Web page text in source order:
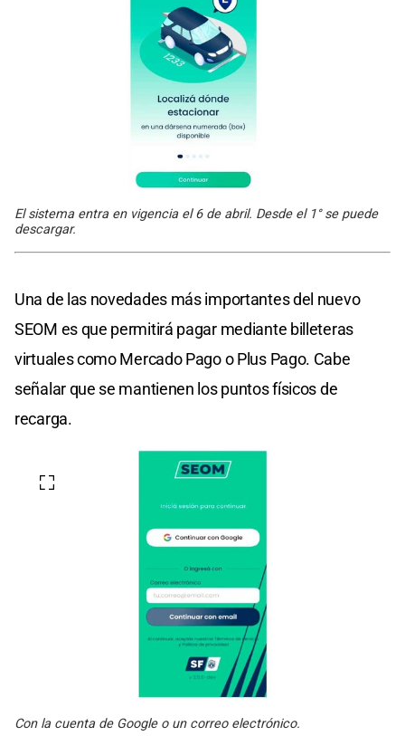
El sistema entra en vigencia el 6 de abril. Desde el 1° se puede
descargar.
Una de las novedades más importantes del nuevo
SEOM es que permitirá pagar mediante billeteras
virtuales como Mercado Pago o Plus Pago. Cabe
señalar que se mantienen los puntos físicos de
recarga.
Con la cuenta de Google o un correo electrónico.